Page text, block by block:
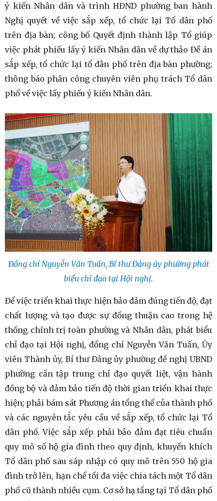
ý kiến Nhân dân và trình HĐND phường ban hành
Nghị quyết về việc sắp xếp, tổ chức lại Tổ dân phố
trên địa bàn; công bố Quyết định thành lập Tổ giúp
việc phát phiếu lấy ý kiến Nhân dân về dự thảo Đề án
sắp xếp, tổ chức lại tổ dân phố trên địa bàn phường;
thông báo phân công chuyên viên phụ trách Tổ dân
phố về việc lấy phiếu ý kiến Nhân dân.
Đồng chí Nguyễn Văn Tuấn, Bí thư Đảng ủy phường phát
biểu chỉ đạo tại Hội nghị.
Để việc triển khai thực hiện bảo đảm đúng tiến độ, đạt
chất lượng và tạo được sự đồng thuận cao trong hệ
thống chính trị toàn phường và Nhân dân, phát biểu
chỉ đạo tại Hội nghị, đồng chí Nguyễn Văn Tuấn, Ủy
viên Thành ủy, Bí thư Đảng ủy phường đề nghị UBND
phường cần tập trung chỉ đạo quyết liệt, vận hành
đồng bộ và đảm bảo tiến độ thời gian triển khai thực
hiện; phải bám sát Phương án tổng thể của thành phố
và các nguyên tắc yêu cầu về sắp xếp, tổ chức lại Tổ
dân phố. Việc sắp xếp phải bảo đảm đạt tiêu chuẩn
quy mô số hộ gia đình theo quy định, khuyến khích
Tổ dân phố sau sáp nhập có quy mô trên 550 hộ gia
đình trở lên, hạn chế tối đa việc chia tách một Tổ dân
phố cũ thành nhiều cụm. Cơ sở hạ tầng tại Tổ dân phố